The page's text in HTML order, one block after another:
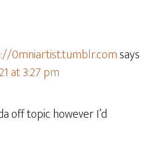
0mniartist.tumblr.comsays
at 3:27 pm
off topic however I’d